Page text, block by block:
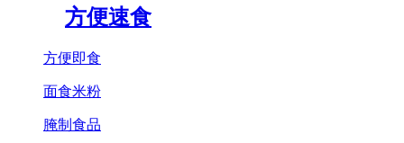
方便速食
方便即食
面食米粉
腌制食品